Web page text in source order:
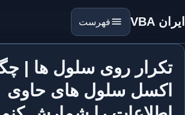
ایران VBA فهرست
تکرار روی سلول ها |
اکسل سلول های حاوی